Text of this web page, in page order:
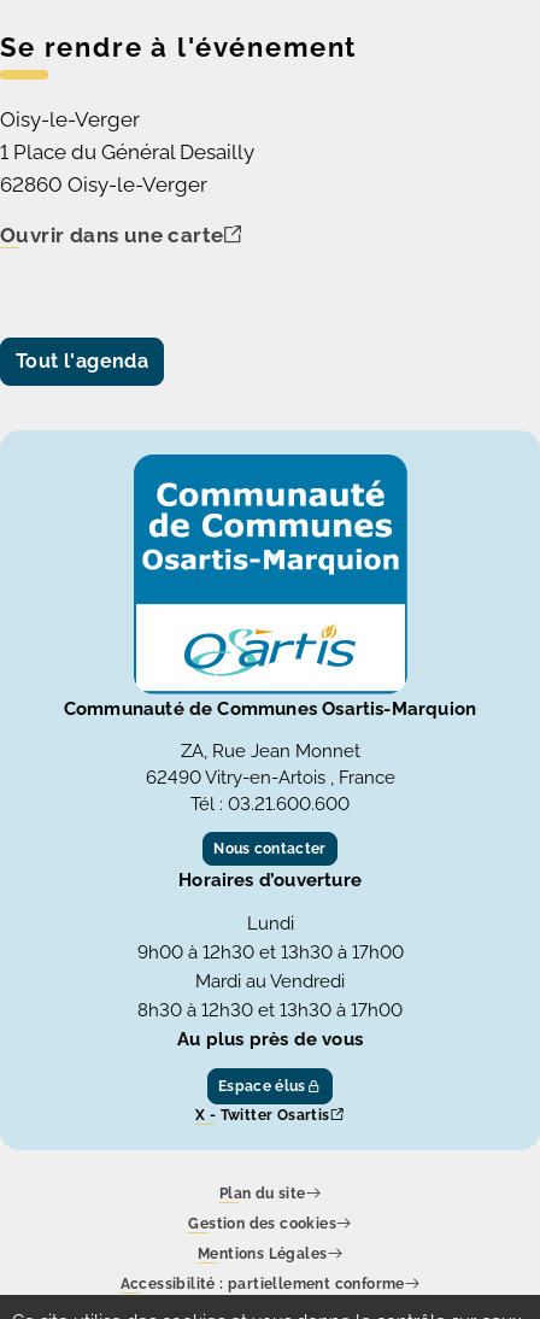
Se rendre à l'événement
Oisy-le-Verger
1 Place du Général Desailly
62860 Oisy-le-Verger
Ouvrir dans une carte
Tout l'agenda
Communauté de Communes Osartis-Marquion
ZA, Rue Jean Monnet
62490 Vitry-en-Artois , France
Tél : 03.21.600.600
Nous contacter
Horaires d’ouverture
Lundi
9h00 à 12h30 et 13h30 à 17h00
Mardi au Vendredi
8h30 à 12h30 et 13h30 à 17h00
Au plus près de vous
Espace élus
X - Twitter Osartis
Plan du site
Gestion des cookies
Mentions Légales
Accessibilité : partiellement conforme